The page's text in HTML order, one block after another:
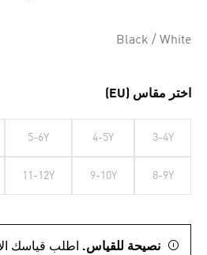
Black / White
اختر مقاس (EU)
3-4Y
4-5Y
5-6Y
8-9Y
9-10Y
11-12Y
نصيحة للقياس. اطلب قياسك